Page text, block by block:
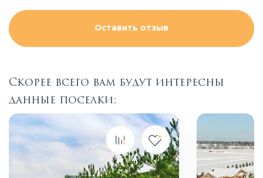
Оставить отзыв
Скорее всего вам будут интересны
данные поселки: